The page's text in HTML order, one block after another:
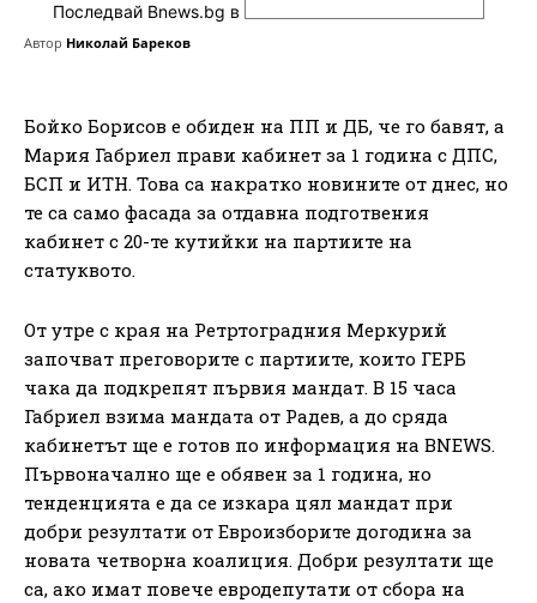
Последвай Bnews.bg в
Автор Николай Бареков
Бойко Борисов е обиден на ПП и ДБ, че го бавят, а
Мария Габриел прави кабинет за 1 година с ДПС,
БСП и ИТН. Това са накратко новините от днес, но
те са само фасада за отдавна подготвения
кабинет с 20-те кутийки на партиите на
статуквото.
От утре с края на Ретртоградния Меркурий
започват преговорите с партиите, които ГЕРБ
чака да подкрепят първия мандат. В 15 часа
Габриел взима мандата от Радев, а до сряда
кабинетът ще е готов по информация на BNEWS.
Първоначално ще е обявен за 1 година, но
тенденцията е да се изкара цял мандат при
добри резултати от Евроизборите догодина за
новата четворна коалиция. Добри резултати ще
са, ако имат повече евродепутати от сбора на